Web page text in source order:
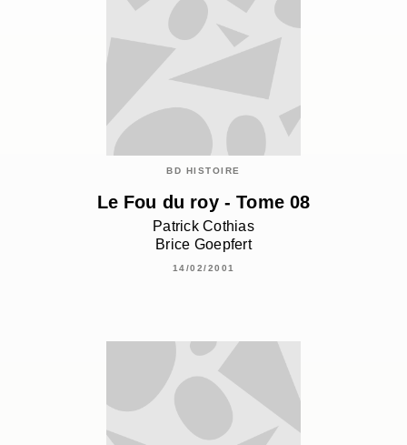
BD HISTOIRE
Le Fou du roy - Tome 08
Patrick Cothias
Brice Goepfert
14/02/2001